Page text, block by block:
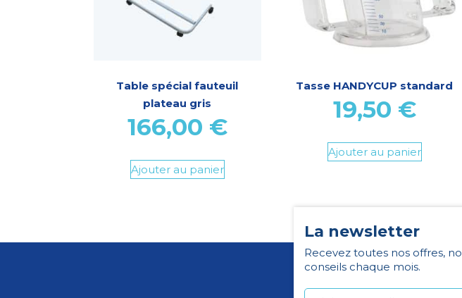
Table spécial fauteuil
plateau gris
166,00 €
Ajouter au panier
Tasse HANDYCUP standard
19,50 €
Ajouter au panier
La newsletter
Recevez toutes nos offres,
conseils chaque mois.